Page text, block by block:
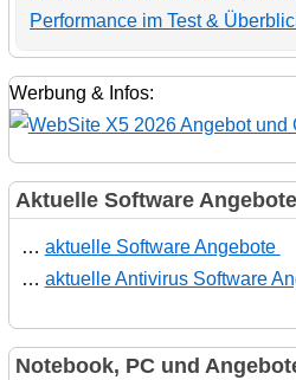
Performance im Test &
Werbung & Infos:
Aktuelle Software Angebote
… aktuelle Software Angebote
… aktuelle Antivirus Software
Notebook, PC und